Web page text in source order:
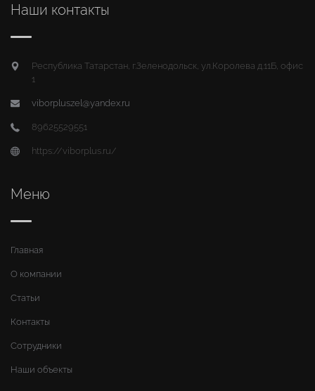
Наши контакты
Республика Татарстан, г.Зеленодольск, ул.Королева д.11Б, офис
1
viborpluszel@yandex.ru
89625529551
https://viborplus.ru/
Меню
Главная
О компании
Статьи
Контакты
Сотрудники
Наши объекты